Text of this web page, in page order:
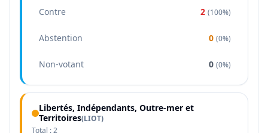
Contre 2 (100%)
Abstention 0 (0%)
Non-votant 0 (0%)
Libertés, Indépendants, Outre-mer et
Territoires(LIOT)
Total :2